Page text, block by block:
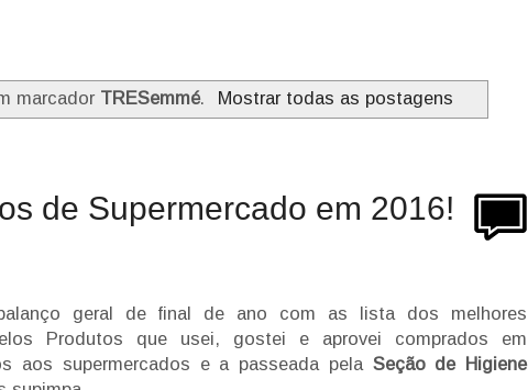
marcador TRESemmé. Mostrar todas as postagens
de Supermercado em 2016!
geral de final de ano com as lista dos melhores
Produtos que usei, gostei e aprovei comprados em
aos supermercados e a passeada pela Seção de Higiene